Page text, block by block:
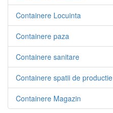
Containere Locuinta
Containere paza
Containere sanitare
Containere spatii de productie
Containere Magazin